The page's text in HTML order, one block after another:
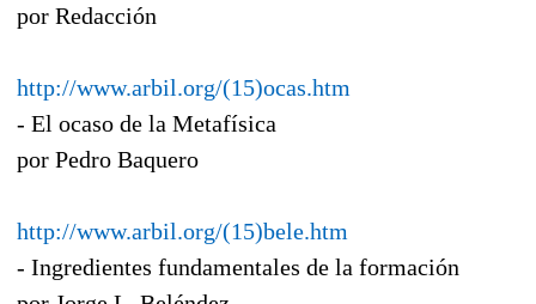
por Redacción
http://www.arbil.org/(15)ocas.htm
- El ocaso de la Metafísica
por Pedro Baquero
http://www.arbil.org/(15)bele.htm
- Ingredientes fundamentales de la formación